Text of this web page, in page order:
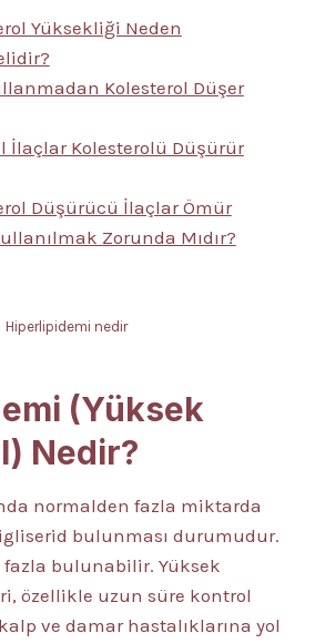
Yüksekliği Neden
Kolesterol Düşer
İlaçlar Kolesterolü Düşürür
Düşürücü İlaçlar Ömür
Zorunda Mıdır?
Hiperlipidemi nedir
(Yüksek
Nedir?
normalden fazla miktarda
bulunması durumudur.
fazla bulunabilir. Yüksek
özellikle uzun süre kontrol
ve damar hastalıklarına yol